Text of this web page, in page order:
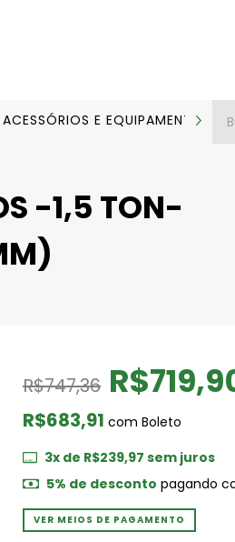
ACESSÓRIOS E EQUIPAMENTOS
-1,5 TON-
R$747,36
R$683,91 com Boleto
3x de R$239,97 sem juros
5% de desconto pagando
VER MEIOS DE PAGAMENTO